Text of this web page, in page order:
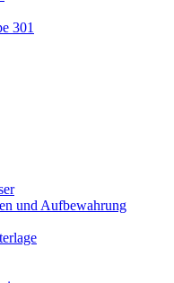
301
und Aufbewahrung